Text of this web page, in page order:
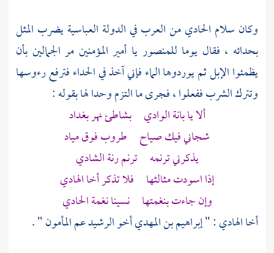
وكان سلام الحاديمنالعربفي الدولة العباسية يضرب المثل
بحدائه ، فقال يوما للمنصور يا أمير المؤمنين مر الجمالين بأن
يظمئوا الإبل ثم يوردوها الماء فإني آخذ في الحداء فترفع رءوسها
وتترك الشرب ففعلوا ، فجرى ما التزم وحدا لها بقوله :
ألا يا بانة الوادي بشاطئ نهربغداد
شجاني فيك صياح طروب فوق مياد
يذكرني ترنمه ترنم رنة الشادي
إذا اسودت مثالثها فلا تذكر أخا الهادي
وإن جاءت بنغمتها نسينا نغمة الحادي
أخا الهادي : " إبراهيم بن المهدي أخو الرشيد عم المأمون" .